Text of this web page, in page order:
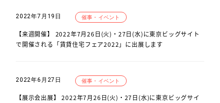
【来週開催】 2022年7月26日(火)・27日(水)に東京ビッグサイト
で開催される「賃貸住宅フェア2022」に出展します
2022年7月19日 催事・イベント
【展示会出展】 2022年7月26日(火)・27日(水)に東京ビッグサイ
2022年6月27日 催事・イベント